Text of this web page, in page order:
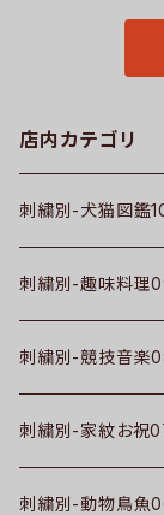
店内カテゴリ
刺繍別-犬猫図鑑
刺繍別-趣味料理
刺繍別-競技音楽
刺繍別-家紋お祝
刺繍別-動物鳥魚